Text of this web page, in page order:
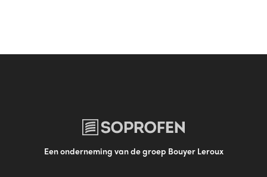
Een onderneming van de groep Bouyer Leroux